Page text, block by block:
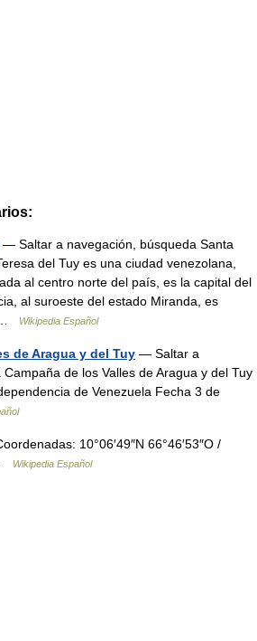
— Saltar a navegación, búsqueda Santa
del Tuy es una ciudad venezolana,
al centro norte del país, es la capital del
al suroeste del estado Miranda, es
…
Wikipedia Español
de Aragua y del Tuy — Saltar a
de los Valles de Aragua y del Tuy
de Venezuela Fecha 3 de
10°06′49″N 66°46′53″O /
Wikipedia Español